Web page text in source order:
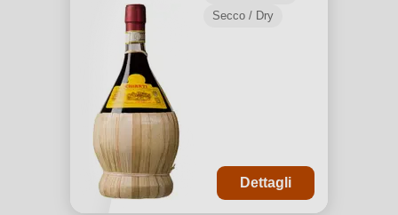
Secco / Dry
Dettagli